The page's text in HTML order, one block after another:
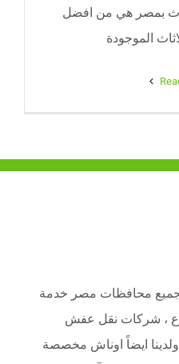
بمصر هي من افضل
الموجودة
محافظات مصر خدمة
، شركات نقل عفش
ايضاً اوناش مخصصة